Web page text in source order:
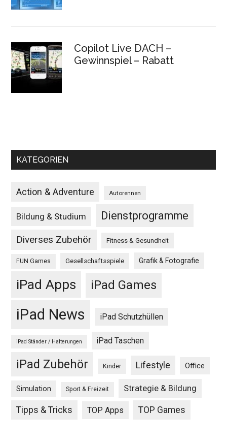
Copilot Live DACH –
Gewinnspiel – Rabatt
KATEGORIEN
Action & Adventure Autorennen
Bildung & Studium Dienstprogramme
Diverses Zubehör Fitness & Gesundheit
FUN Games Gesellschaftsspiele Grafik & Fotografie
iPad Apps iPad Games
iPad News iPad Schutzhüllen
iPad Ständer / Halterungen iPad Taschen
iPad Zubehör Kinder Lifestyle Office
Simulation Sport & Freizeit Strategie & Bildung
Tipps & Tricks TOP Apps TOP Games